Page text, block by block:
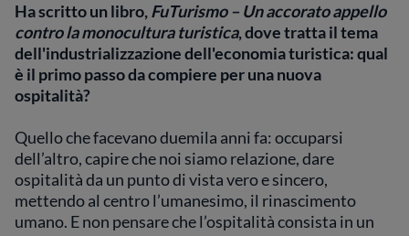
Ha scritto un libro, FuTurismo – Un accorato appello
contro la monocultura turistica, dove tratta il tema
dell'industrializzazione dell'economia turistica: qual
è il primo passo da compiere per una nuova
ospitalità?
Quello che facevano duemila anni fa: occuparsi
dell’altro, capire che noi siamo relazione, dare
ospitalità da un punto di vista vero e sincero,
mettendo al centro l’umanesimo, il rinascimento
umano. E non pensare che l’ospitalità consista in un